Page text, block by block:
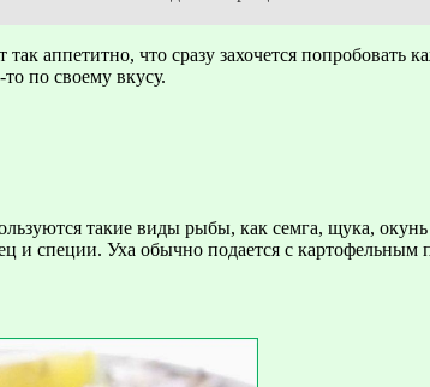
аппетитно, что сразу захочется попробовать
по своему вкусу.
такие виды рыбы, как семга, щука,
и специи. Уха обычно подается с картофельным